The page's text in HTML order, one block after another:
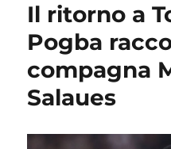
Il ritorno a
Pogba
compagna
Salaues